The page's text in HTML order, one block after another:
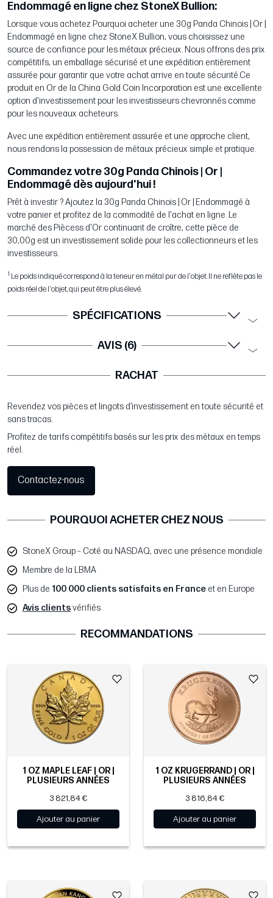
Endommagé en ligne chez StoneX Bullion:
Lorsque vous achetez Pourquoi acheter une 30g Panda Chinois | Or |
Endommagé en ligne chez StoneX Bullion, vous choisissez une
source de confiance pour les métaux précieux. Nous offrons des prix
compétitifs, un emballage sécurisé et une expédition entièrement
assurée pour garantir que votre achat arrive en toute sécurité.Ce
produit en Or de la China Gold Coin Incorporation est une excellente
option d'investissement pour les investisseurs chevronnés comme
pour les nouveaux acheteurs.
Avec une expédition entièrement assurée et une approche client,
nous rendons la possession de métaux précieux simple et pratique.
Commandez votre 30g Panda Chinois | Or |
Endommagé dès aujourd'hui !
Prêt à investir ? Ajoutez la 30g Panda Chinois | Or | Endommagé à
votre panier et profitez de la commodité de l'achat en ligne. Le
marché des Piècess d'Or continuant de croître, cette pièce de
30,00g est un investissement solide pour les collectionneurs et les
investisseurs.
1 Le poids indiqué correspond à la teneur en métal pur de l'objet. Il ne reflète pas le
poids réel de l'objet, qui peut être plus élevé.
SPÉCIFICATIONS
AVIS (6)
RACHAT
Revendez vos pièces et lingots d’investissement en toute sécurité et
sans tracas.
Profitez de tarifs compétitifs basés sur les prix des métaux en temps
réel.
Contactez-nous
POURQUOI ACHETER CHEZ NOUS
StoneX Group – Coté au NASDAQ, avec une présence mondiale
Membre de la LBMA
Plus de 100 000 clients satisfaits en France et en Europe
Avis clientsvérifiés
RECOMMANDATIONS
1 OZ MAPLE LEAF | OR |
PLUSIEURS ANNÉES
3 821,84 €
Ajouter au panier
1 OZ KRUGERRAND | OR |
PLUSIEURS ANNÉES
3 816,84 €
Ajouter au panier